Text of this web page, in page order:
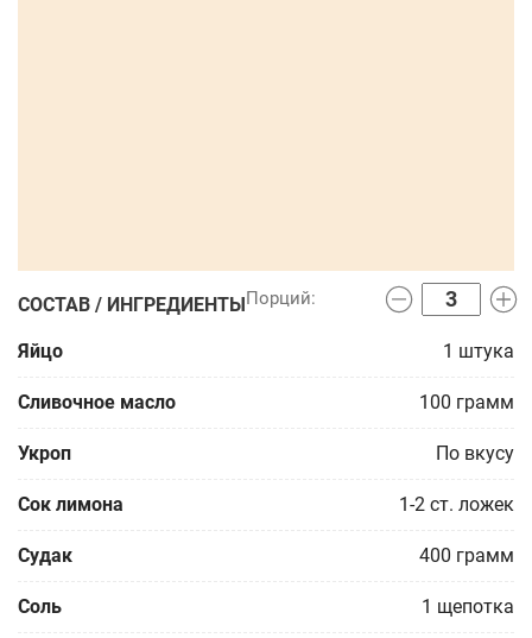
СОСТАВ / ИНГРЕДИЕНТЫ
Яйцо 1 штука
Сливочное масло 100 грамм
Укроп По вкусу
Сок лимона 1-2 ст. ложек
Судак 400 грамм
Соль 1 щепотка